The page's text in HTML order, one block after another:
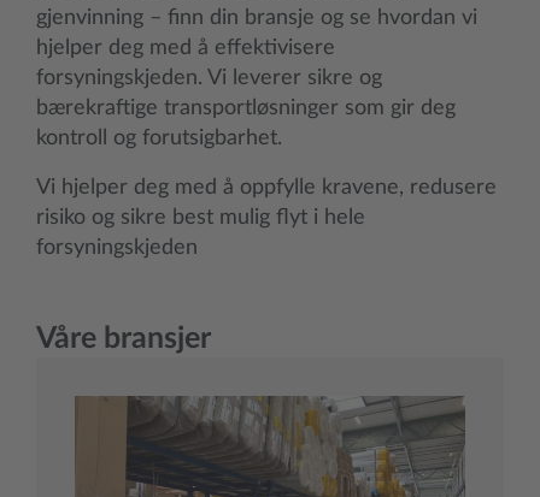
gjenvinning – finn din bransje og se hvordan vi
hjelper deg med å effektivisere
forsyningskjeden. Vi leverer sikre og
bærekraftige transportløsninger som gir deg
kontroll og forutsigbarhet.
Vi hjelper deg med å oppfylle kravene, redusere
risiko og sikre best mulig flyt i hele
forsyningskjeden
Våre bransjer